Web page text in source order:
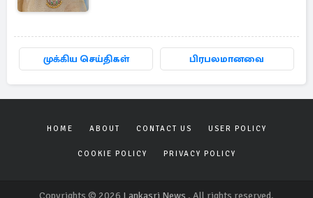
முக்கிய செய்திகள் பிரபலமானவை
HOME ABOUT CONTACT US USER POLICY
COOKIE POLICY PRIVACY POLICY
Copyrights © 2026 Lankasri News . All rights reserved.